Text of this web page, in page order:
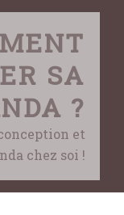
SA
?
et
chez soi !